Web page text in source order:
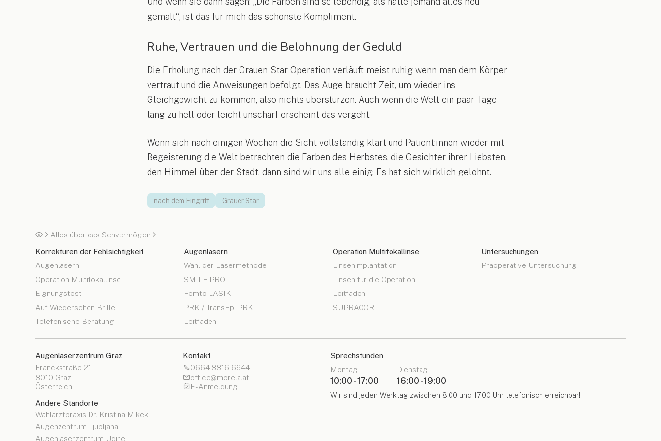
gemalt“, ist das für mich das schönste Kompliment.
Ruhe, Vertrauen und die Belohnung der Geduld
Die Erholung nach der Grauen-Star-Operation verläuft meist ruhig wenn man dem Körper
vertraut und die Anweisungen befolgt. Das Auge braucht Zeit, um wieder ins
Gleichgewicht zu kommen, also nichts überstürzen. Auch wenn die Welt ein paar Tage
lang zu hell oder leicht unscharf erscheint das vergeht.
Wenn sich nach einigen Wochen die Sicht vollständig klärt und Patient:innen wieder mit
Begeisterung die Welt betrachten die Farben des Herbstes, die Gesichter ihrer Liebsten,
den Himmel über der Stadt, dann sind wir uns alle einig: Es hat sich wirklich gelohnt.
nach dem Eingriff Grauer Star
Alles über das Sehvermögen
Korrekturen der Fehlsichtigkeit
Augenlasern
Operation Multifokallinse
Eignungstest
Auf Wiedersehen Brille
Telefonische Beratung
Augenlasern
Wahl der Lasermethode
SMILE PRO
Femto LASIK
PRK / TransEpi PRK
Leitfaden
Operation Multifokallinse
Linsenimplantation
Linsen für die Operation
Leitfaden
SUPRACOR
Untersuchungen
Präoperative Untersuchung
Augenlaserzentrum Graz
Franckstraße 21
8010 Graz
Österreich
Andere Standorte
Wahlarztpraxis Dr. Kristina Mikek
Augenzentrum Ljubljana
Augenlaserzentrum Udine
Kontakt
0664 8816 6944
office@morela.at
E-Anmeldung
Sprechstunden
Montag
10:00 - 17:00
Dienstag
16:00 - 19:00
Wir sind jeden Werktag zwischen 8:00 und 17:00 Uhr telefonisch erreichbar!